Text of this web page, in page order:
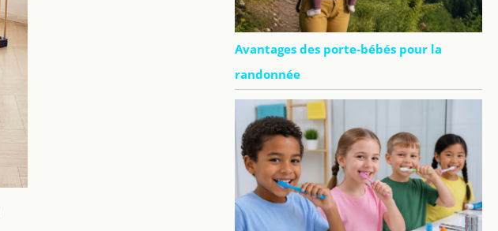
Avantages des porte-bébés pour la
randonnée